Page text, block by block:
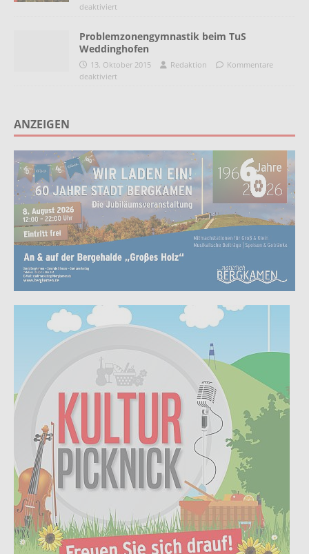
deaktiviert
Problemzonengymnastik beim TuS
Weddinghofen
13. Oktober 2015 Redaktion
Kommentare
deaktiviert
ANZEIGEN